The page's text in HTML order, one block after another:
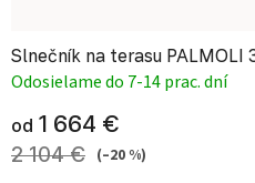
Slnečník na terasu
Odosielame do 7-14 prac. dní
od 1 664 €
2 104 € (–20 %)